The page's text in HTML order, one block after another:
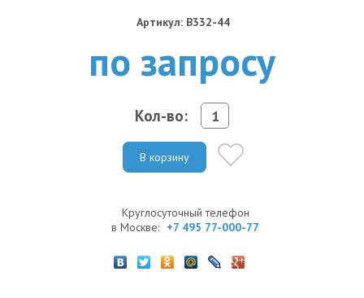
Артикул: B332-44
по запросу
Кол-во:
В корзину
Круглосуточный телефон
в Москве: +7 495 77-000-77